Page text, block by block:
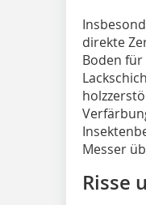
direkte
Boden
Messer
Risse